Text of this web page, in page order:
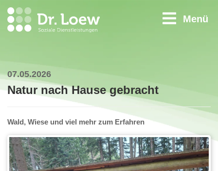
Menü
07.05.2026
Natur nach Hause gebracht
Wald, Wiese und viel mehr zum Erfahren